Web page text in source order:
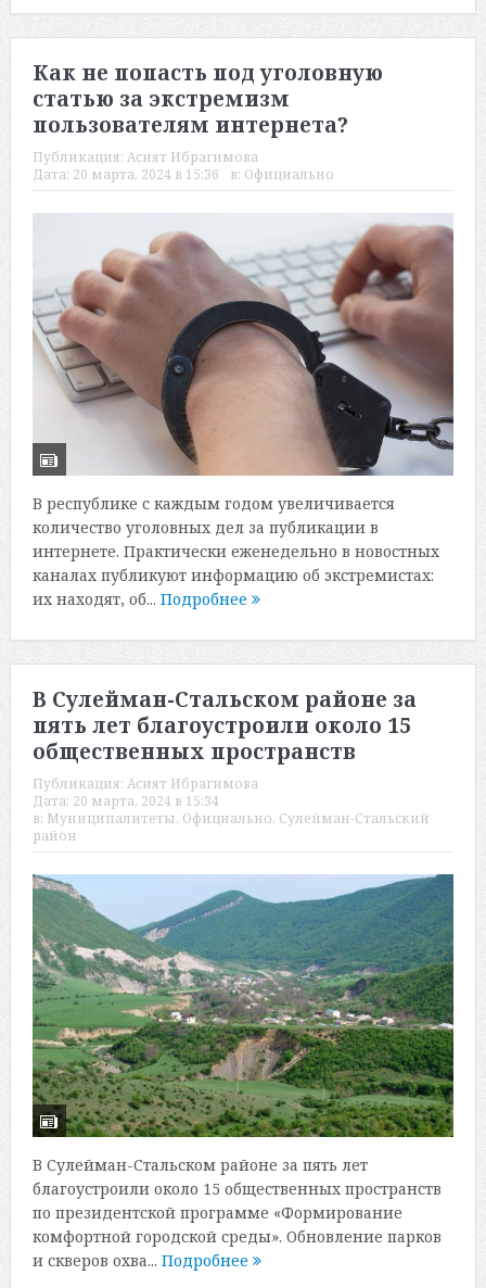
Как не попасть под уголовную
статью за экстремизм
пользователям интернета?
Публикация: Асият Ибрагимова
Дата: 20 марта, 2024 в 15:36 в: Официально
В республике с каждым годом увеличивается
количество уголовных дел за публикации в
интернете. Практически еженедельно в новостных
каналах публикуют информацию об экстремистах:
их находят, об... Подробнее
В Сулейман-Стальском районе за
пять лет благоустроили около 15
общественных пространств
Публикация: Асият Ибрагимова
Дата: 20 марта, 2024 в 15:34
в: Муниципалитеты, Официально, Сулейман-Стальский
район
В Сулейман-Стальском районе за пять лет
благоустроили около 15 общественных пространств
по президентской программе «Формирование
комфортной городской среды». Обновление парков
и скверов охва... Подробнее